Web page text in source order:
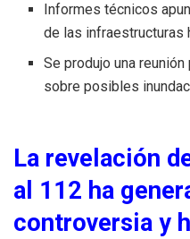
Informes técnicos
de las infraestructuras
Se produjo una
sobre posibles
La revelación
al 112 ha
controversia y